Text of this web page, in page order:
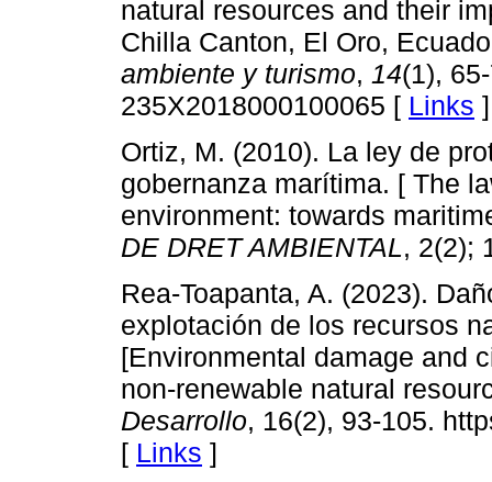
natural resources and their
Chilla Canton, El Oro,
ambiente y turismo, 14(1),
235X2018000100065 [ Links ]
Ortiz, M. (2010). La ley de
gobernanza marítima. [ The
environment: towards
DE DRET AMBIENTAL, 2(2);
Rea-Toapanta, A. (2023).
explotación de los recursos
[Environmental damage and
non-renewable natural
Desarrollo, 16(2), 93-105.
[ Links ]